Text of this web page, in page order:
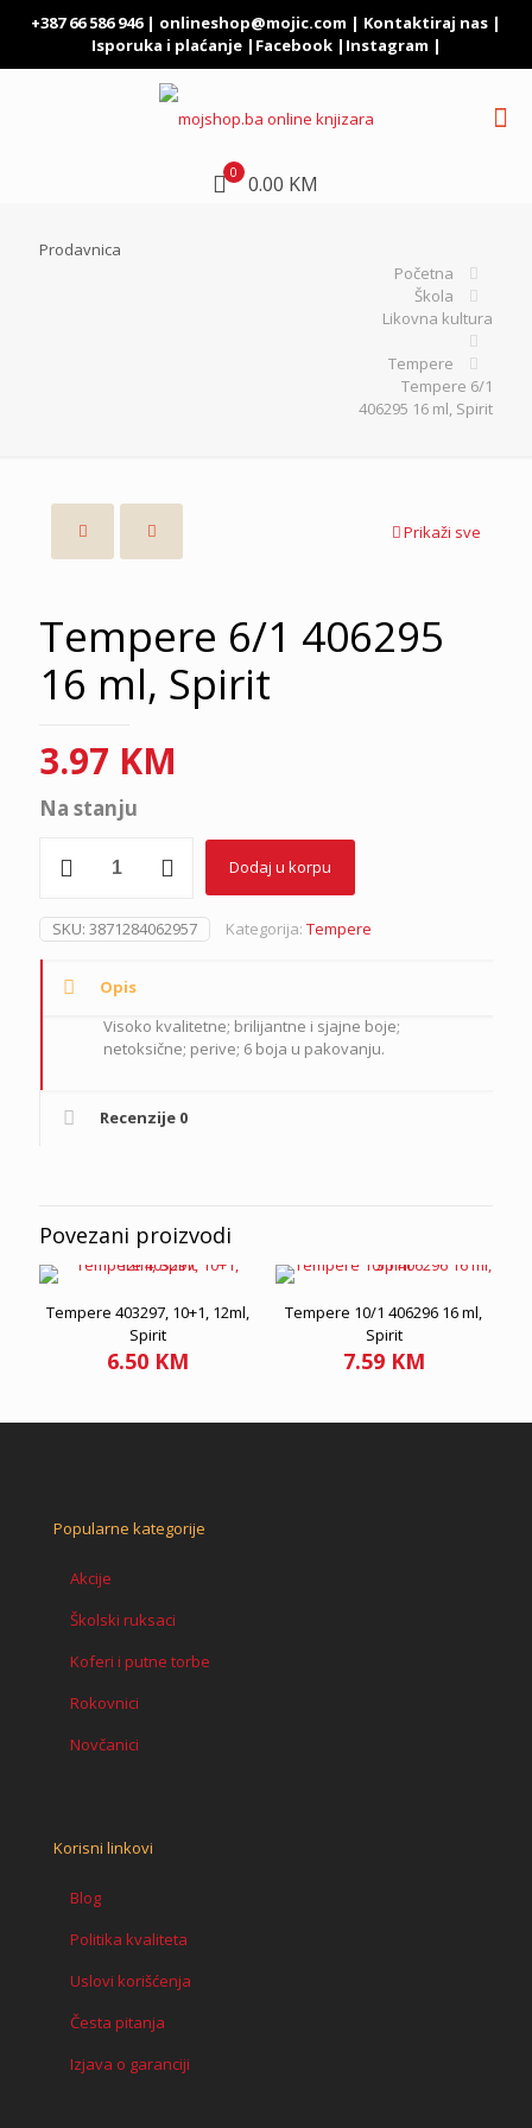
+387 66 586 946 | onlineshop@mojic.com | Kontaktiraj nas |
Isporuka i plaćanje| Facebook| Instagram |
0 0.00 KM
Prodavnica
Početna
Škola
Likovna kultura
Tempere
Tempere 6/1
406295 16 ml, Spirit
Prikaži sve
Tempere 6/1 406295
16 ml, Spirit
3.97 KM
Na stanju
16
ml,
Spirit
količina
Dodaj u korpu
SKU: 3871284062957 Kategorija: Tempere
Opis
Visoko kvalitetne; brilijantne i sjajne boje;
netoksične; perive; 6 boja u pakovanju.
Recenzije 0
Povezani proizvodi
Tempere 403297, 10+1, 12ml,
Spirit
6.50 KM
Tempere 10/1 406296 16 ml,
Spirit
7.59 KM
Popularne kategorije
Akcije
Školski ruksaci
Koferi i putne torbe
Rokovnici
Novčanici
Korisni linkovi
Blog
Politika kvaliteta
Uslovi korišćenja
Česta pitanja
Izjava o garanciji